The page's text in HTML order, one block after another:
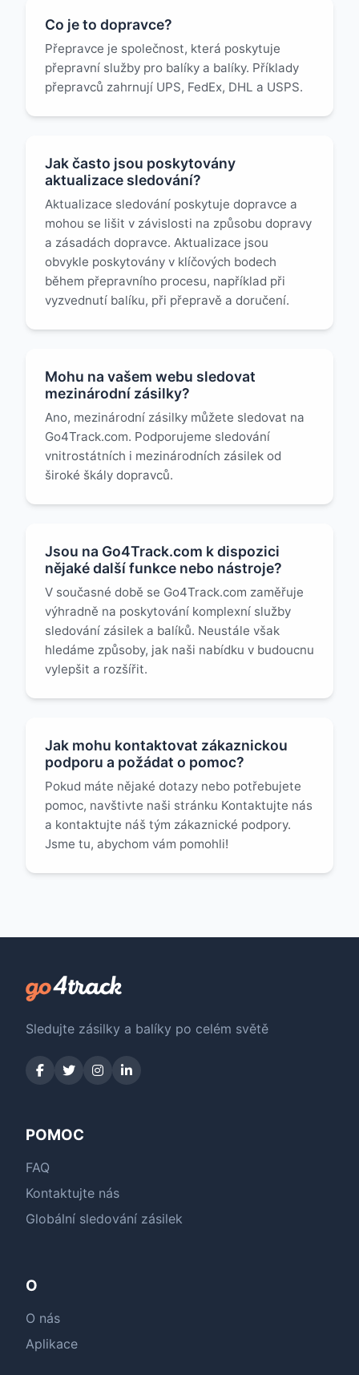
Co je to dopravce?
Přepravce je společnost, která poskytuje
přepravní služby pro balíky a balíky. Příklady
přepravců zahrnují UPS, FedEx, DHL a USPS.
Jak často jsou poskytovány
aktualizace sledování?
Aktualizace sledování poskytuje dopravce a
mohou se lišit v závislosti na způsobu dopravy
a zásadách dopravce. Aktualizace jsou
obvykle poskytovány v klíčových bodech
během přepravního procesu, například při
vyzvednutí balíku, při přepravě a doručení.
Mohu na vašem webu sledovat
mezinárodní zásilky?
Ano, mezinárodní zásilky můžete sledovat na
Go4Track.com. Podporujeme sledování
vnitrostátních i mezinárodních zásilek od
široké škály dopravců.
Jsou na Go4Track.com k dispozici
nějaké další funkce nebo nástroje?
V současné době se Go4Track.com zaměřuje
výhradně na poskytování komplexní služby
sledování zásilek a balíků. Neustále však
hledáme způsoby, jak naši nabídku v budoucnu
vylepšit a rozšířit.
Jak mohu kontaktovat zákaznickou
podporu a požádat o pomoc?
Pokud máte nějaké dotazy nebo potřebujete
pomoc, navštivte naši stránku Kontaktujte nás
a kontaktujte náš tým zákaznické podpory.
Jsme tu, abychom vám pomohli!
Sledujte zásilky a balíky po celém světě
POMOC
FAQ
Kontaktujte nás
Globální sledování zásilek
O
O nás
Aplikace